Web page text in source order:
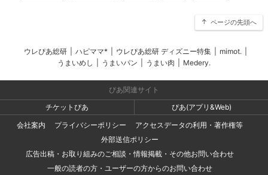
ページの先頭へ
ウレぴあ総研 ハピママ* ウレぴあ総研 ディズニー特集 mimot.
うまいめし
うまいパン うまい肉 Medery.
ぴあ関連サイト
チケットぴあ
ぴあ(アプリ&Web)
会社案内
プライバシーポリシー
アクセスデータの利用・著作権等
外部送信ポリシー
広告出稿・お取り組みのご相談・情報掲載・その他お問い合わせ
一般の読者の方・ユーザーの方からのお問い合わせ